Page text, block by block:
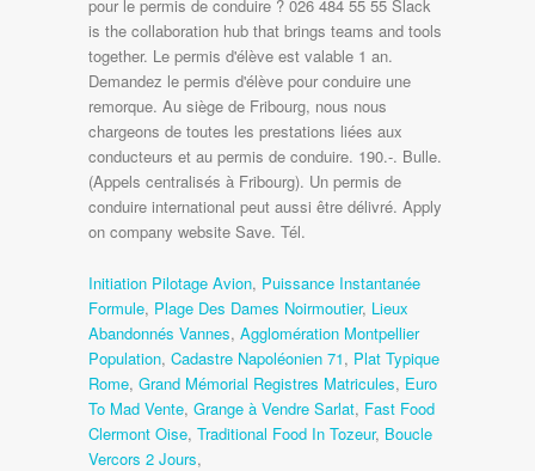
Initiation Pilotage Avion, Puissance Instantanée
Formule, Plage Des Dames Noirmoutier, Lieux
Abandonnés Vannes, Agglomération Montpellier
Population, Cadastre Napoléonien 71, Plat Typique
Rome, Grand Mémorial Registres Matricules, Euro
To Mad Vente, Grange à Vendre Sarlat, Fast Food
Clermont Oise, Traditional Food In Tozeur, Boucle
Vercors 2 Jours,